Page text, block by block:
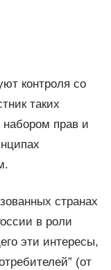
контроля со
таких
прав и
странах
в роли
эти интересы,
(от